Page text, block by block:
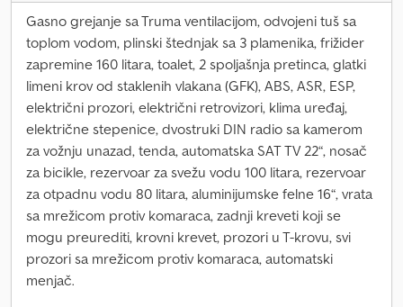
Gasno grejanje sa Truma ventilacijom, odvojeni tuš sa
toplom vodom, plinski štednjak sa 3 plamenika, frižider
zapremine 160 litara, toalet, 2 spoljašnja pretinca, glatki
limeni krov od staklenih vlakana (GFK), ABS, ASR, ESP,
električni prozori, električni retrovizori, klima uređaj,
električne stepenice, dvostruki DIN radio sa kamerom
za vožnju unazad, tenda, automatska SAT TV 22“, nosač
za bicikle, rezervoar za svežu vodu 100 litara, rezervoar
za otpadnu vodu 80 litara, aluminijumske felne 16“, vrata
sa mrežicom protiv komaraca, zadnji kreveti koji se
mogu preurediti, krovni krevet, prozori u T-krovu, svi
prozori sa mrežicom protiv komaraca, automatski
menjač.